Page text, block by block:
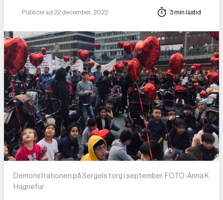
Publicerad 22 december, 2022 3 min lästid
Demonstrationen på Sergels torg i september. FOTO: Anna K
Hagnefur